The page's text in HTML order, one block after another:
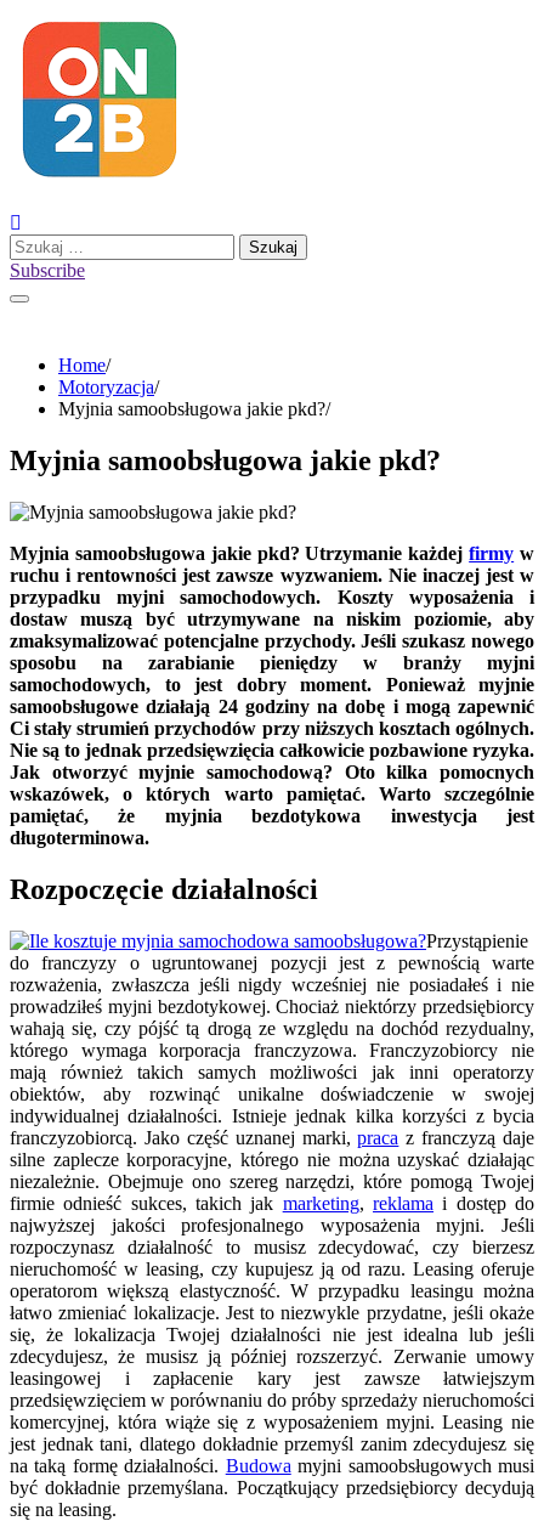
Skip
content
Szukaj:
Subscribe
Home
Motoryzacja
Myjnia samoobsługowa jakie pkd?
Myjnia samoobsługowa jakie pkd?
Myjnia samoobsługowa jakie pkd? Utrzymanie każdejfirmy w
ruchu i rentowności jest zawsze wyzwaniem. Nie inaczej jest w
przypadku myjni samochodowych. Koszty wyposażenia i
dostaw muszą być utrzymywane na niskim poziomie, aby
zmaksymalizować potencjalne przychody. Jeśli szukasz nowego
sposobu na zarabianie pieniędzy w branży myjni
samochodowych, to jest dobry moment. Ponieważ myjnie
samoobsługowe działają 24 godziny na dobę i mogą zapewnić
Ci stały strumień przychodów przy niższych kosztach ogólnych.
Nie są to jednak przedsięwzięcia całkowicie pozbawione ryzyka.
Jak otworzyć myjnie samochodową? Oto kilka pomocnych
wskazówek, o których warto pamiętać. Warto szczególnie
pamiętać, że myjnia bezdotykowa inwestycja jest
długoterminowa.
Rozpoczęcie działalności
Przystąpienie
do franczyzy o ugruntowanej pozycji jest z pewnością warte
rozważenia, zwłaszcza jeśli nigdy wcześniej nie posiadałeś i nie
prowadziłeś myjni bezdotykowej. Chociaż niektórzy przedsiębiorcy
wahają się, czy pójść tą drogą ze względu na dochód rezydualny,
którego wymaga korporacja franczyzowa. Franczyzobiorcy nie
mają również takich samych możliwości jak inni operatorzy
obiektów, aby rozwinąć unikalne doświadczenie w swojej
indywidualnej działalności. Istnieje jednak kilka korzyści z bycia
franczyzobiorcą. Jako część uznanej marki,praca z franczyzą daje
silne zaplecze korporacyjne, którego nie można uzyskać działając
niezależnie. Obejmuje ono szereg narzędzi, które pomogą Twojej
firmie odnieść sukces, takich jak marketing,reklama i dostęp do
najwyższej jakości profesjonalnego wyposażenia myjni. Jeśli
rozpoczynasz działalność to musisz zdecydować, czy bierzesz
nieruchomość w leasing, czy kupujesz ją od razu. Leasing oferuje
operatorom większą elastyczność. W przypadku leasingu można
łatwo zmieniać lokalizacje. Jest to niezwykle przydatne, jeśli okaże
się, że lokalizacja Twojej działalności nie jest idealna lub jeśli
zdecydujesz, że musisz ją później rozszerzyć. Zerwanie umowy
leasingowej i zapłacenie kary jest zawsze łatwiejszym
przedsięwzięciem w porównaniu do próby sprzedaży nieruchomości
komercyjnej, która wiąże się z wyposażeniem myjni. Leasing nie
jest jednak tani, dlatego dokładnie przemyśl zanim zdecydujesz się
na taką formę działalności. Budowa myjni samoobsługowych musi
być dokładnie przemyślana. Początkujący przedsiębiorcy decydują
się na leasing.